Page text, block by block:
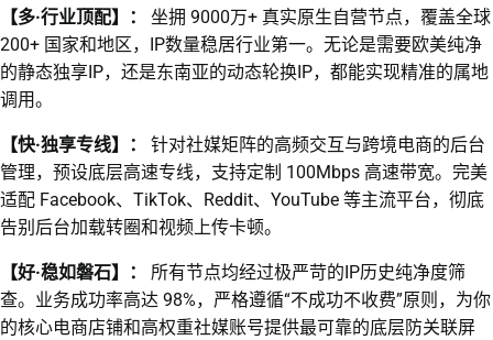
【多·行业顶配】：
坐拥 9000万+ 真实原生自营节点，覆盖全球
200+ 国家和地区，IP数量稳居行业第一。无论是需要欧美纯净
的静态独享IP，还是东南亚的动态轮换IP，都能实现精准的属地
调用。
【快·独享专线】：
针对社媒矩阵的高频交互与跨境电商的后台
管理，预设底层高速专线，支持定制 100Mbps 高速带宽。完美
适配 Facebook、TikTok、Reddit、YouTube 等主流平台，彻底
告别后台加载转圈和视频上传卡顿。
【好·稳如磐石】：
所有节点均经过极严苛的IP历史纯净度筛
查。业务成功率高达 98%，严格遵循“不成功不收费”原则，为你
的核心电商店铺和高权重社媒账号提供最可靠的底层防关联屏